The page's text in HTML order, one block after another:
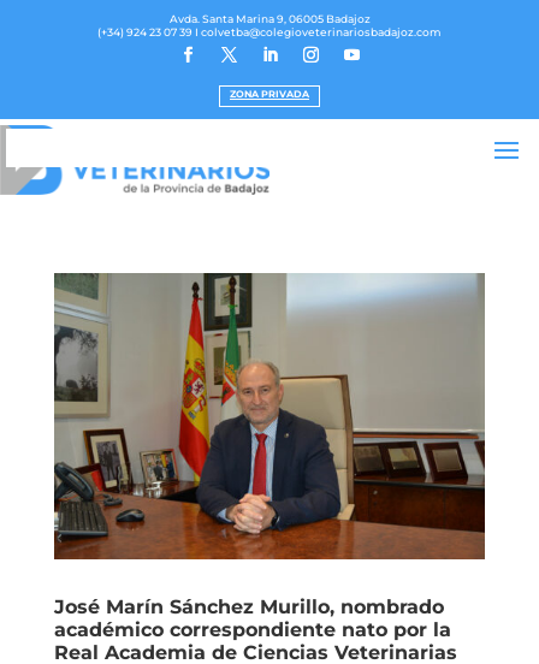
Avda. Santa Marina 9, 06005 Badajoz
(+34) 924 23 07 39 I colvetba@colegioveterinariosbadajoz.com
ZONA PRIVADA
José Marín Sánchez Murillo, nombrado
académico correspondiente nato por la
Real Academia de Ciencias Veterinarias